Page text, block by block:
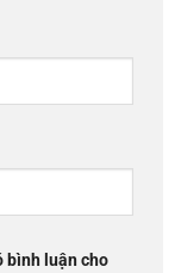
bình luận cho